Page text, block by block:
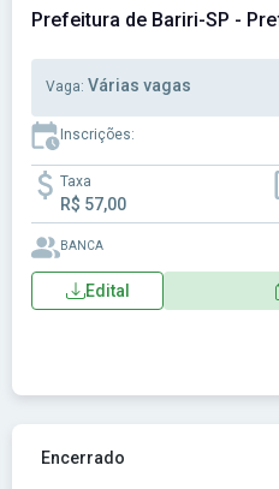
Prefeitura de Bariri-SP -
Vaga: Várias vagas
Inscrições:
Taxa
R$ 57,00
BANCA
Edital
Ver concurso: Prefeitura de
Encerrado